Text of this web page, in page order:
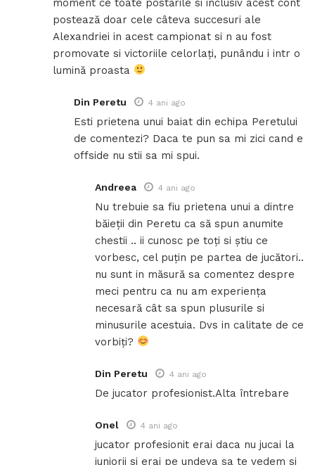
moment ce toate postările si inclusiv acest cont
postează doar cele câteva succesuri ale
Alexandriei in acest campionat si n au fost
promovate si victoriile celorlați, punându i intr o
lumină proasta
Din Peretu 4 ani ago
Esti prietena unui baiat din echipa Peretului
de comentezi? Daca te pun sa mi zici cand e
offside nu stii sa mi spui.
Andreea 4 ani ago
Nu trebuie sa fiu prietena unui a dintre
băieții din Peretu ca să spun anumite
chestii .. ii cunosc pe toți si știu ce
vorbesc, cel puțin pe partea de jucători..
nu sunt in măsură sa comentez despre
meci pentru ca nu am experiența
necesară cât sa spun plusurile si
minusurile acestuia. Dvs in calitate de ce
vorbiți?
Din Peretu 4 ani ago
De jucator profesionist.Alta întrebare
Onel 4 ani ago
jucator profesionit erai daca nu jucai la
juniorii si erai pe undeva sa te vedem si